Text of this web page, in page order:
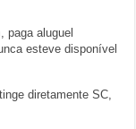
paga aluguel
esteve disponível
diretamente SC,